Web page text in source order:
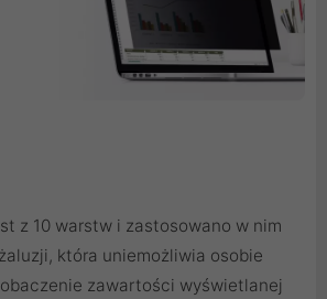
z 10 warstw i zastosowano w nim
która uniemożliwia osobie
zawartości wyświetlanej